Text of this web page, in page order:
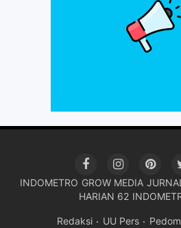
INDOMETRO GROW MEDIA
HARIAN 62
Redaksi UU Pers